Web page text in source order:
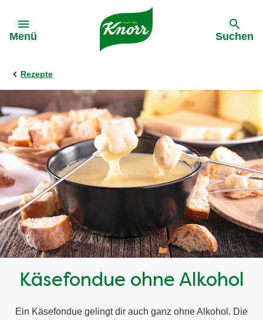
Menü Suchen
Rezepte
Käsefondue ohne Alkohol
Ein Käsefondue gelingt dir auch ganz ohne Alkohol. Die